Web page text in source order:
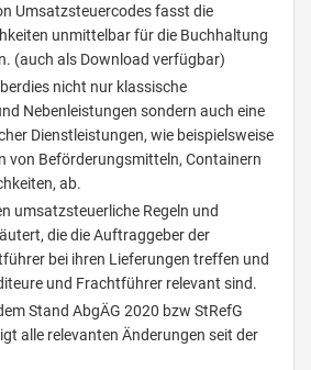
Umsatzsteuercodes fasst die
unmittelbar für die Buchhaltung
(auch als Download verfügbar)
nicht nur klassische
Nebenleistungen sondern auch eine
Dienstleistungen, wie beispielsweise
von Beförderungsmitteln, Containern
ab.
umsatzsteuerliche Regeln und
die die Auftraggeber der
bei ihren Lieferungen treffen und
und Frachtführer relevant sind.
Stand AbgÄG 2020 bzw StRefG
alle relevanten Änderungen seit der